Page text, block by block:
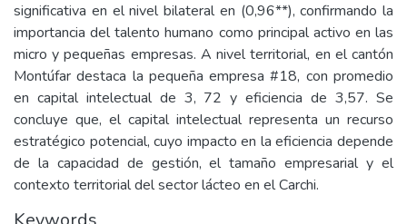
significativa en el nivel bilateral en (0,96**), confirmando la
importancia del talento humano como principal activo en las
micro y pequeñas empresas. A nivel territorial, en el cantón
Montúfar destaca la pequeña empresa #18, con promedio
en capital intelectual de 3, 72 y eficiencia de 3,57. Se
concluye que, el capital intelectual representa un recurso
estratégico potencial, cuyo impacto en la eficiencia depende
de la capacidad de gestión, el tamaño empresarial y el
contexto territorial del sector lácteo en el Carchi.